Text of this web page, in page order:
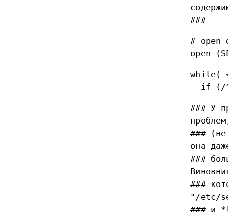
###
# open
open
while(
if (/^
### У
### (не
она
###
###
"/etc/
### и